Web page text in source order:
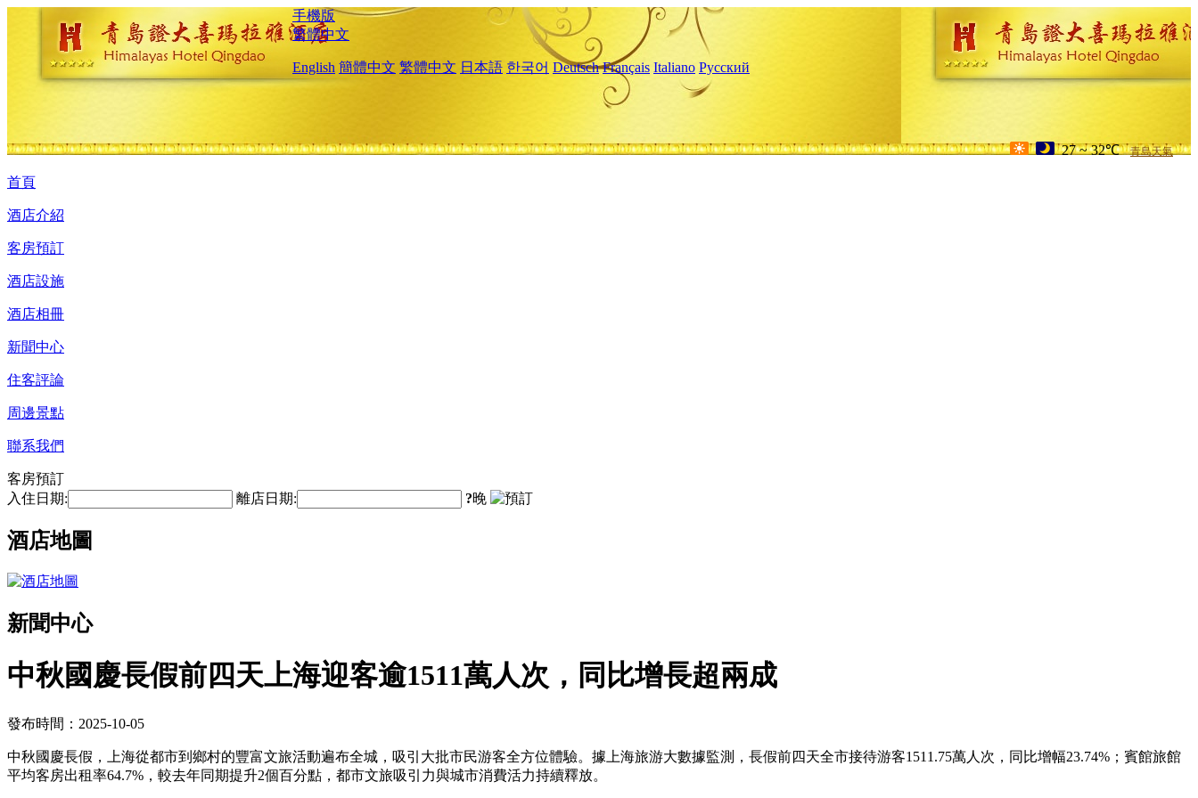
手機版
繁體中文
English 簡體中文 繁體中文 日本語 한국어 Deutsch Français Italiano Русский
27 ~ 32℃ 青島天氣
首頁
酒店介紹
客房預訂
酒店設施
酒店相冊
新聞中心
住客評論
周邊景點
聯系我們
客房預訂
入住日期:
離店日期: ?晚
酒店地圖
新聞中心
中秋國慶長假前四天上海迎客逾1511萬人次，同比增長超兩成
發布時間：2025-10-05
中秋國慶長假，上海從都市到鄉村的豐富文旅活動遍布全城，吸引大批市民游客全方位體驗。據上海旅游大數據監測，長假前四天全市接待游客1511.75萬人次，同比增幅23.74%；賓館旅館
平均客房出租率64.7%，較去年同期提升2個百分點，都市文旅吸引力與城市消費活力持續釋放。